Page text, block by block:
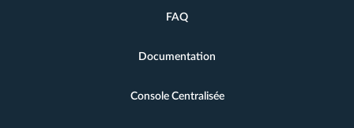
FAQ
Documentation
Console Centralisée